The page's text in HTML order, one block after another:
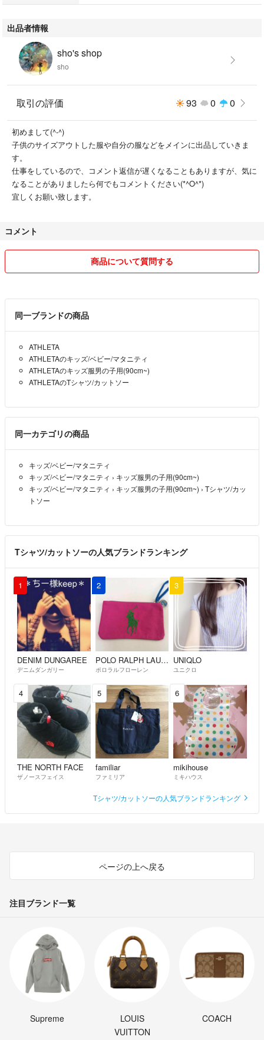
出品者情報
sho's shop
sho
取引の評価 93 0 0
初めまして(^-^)
子供のサイズアウトした服や自分の服などをメインに出品していきま
す。
仕事をしているので、コメント返信が遅くなることもありますが、気に
なることがありましたら何でもコメントください(*^O^*)
宜しくお願い致します。
コメント
商品について質問する
同一ブランドの商品
ATHLETA
ATHLETAのキッズ/ベビー/マタニティ
ATHLETAのキッズ服男の子用(90cm~)
ATHLETAのTシャツ/カットソー
同一カテゴリの商品
キッズ/ベビー/マタニティ
キッズ/ベビー/マタニティ › キッズ服男の子用(90cm~)
キッズ/ベビー/マタニティ › キッズ服男の子用(90cm~) › Tシャツ/カッ
トソー
Tシャツ/カットソーの人気ブランドランキング
1
DENIM DUNGAREE
デニムダンガリー
2
POLO RALPH LAUREN
ポロラルフローレン
3
UNIQLO
ユニクロ
4
THE NORTH FACE
ザノースフェイス
5
familiar
ファミリア
6
mikihouse
ミキハウス
Tシャツ/カットソーの人気ブランドランキング
ページの上へ戻る
注目ブランド一覧
Supreme
LOUIS
VUITTON
COACH